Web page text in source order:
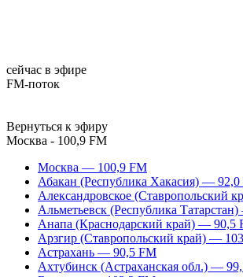
сейчас в эфире
FM-поток
Вернуться к эфиру
Москва - 100,9 FM
Москва — 100,9 FM
Абакан (Республика Хакасия) —
Александровское (Ставропольский
Альметьевск (Республика
Анапа (Краснодарский край) — 90,5
Арзгир (Ставропольский край) —
Астрахань — 90,5 FM
Ахтубинск (Астраханская обл.) —